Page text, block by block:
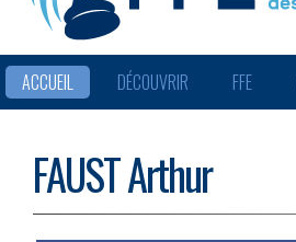
ACCUEIL DÉCOUVRIR FFE
FAUST Arthur